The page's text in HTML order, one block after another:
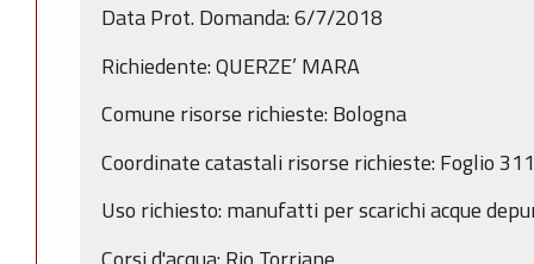
Data Prot. Domanda: 6/7/2018
Richiedente: QUERZE’ MARA
Comune risorse richieste: Bologna
Coordinate catastali risorse richieste: Foglio
Uso richiesto: manufatti per scarichi acque